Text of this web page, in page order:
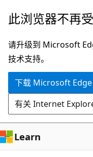
跳
主
要
内
此浏览器不再受
请升级到 Microsoft
技术支持。
下载 Microsoft Edge
有关 Internet
Learn